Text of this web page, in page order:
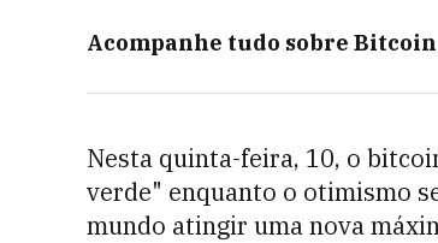
Acompanhe tudo sobre Bitcoin
Nesta quinta-feira, 10, o
verde" enquanto o otimismo
mundo atingir uma nova